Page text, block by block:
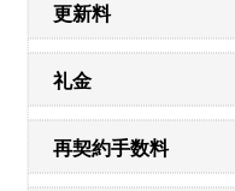
更新料
礼金
再契約手数料